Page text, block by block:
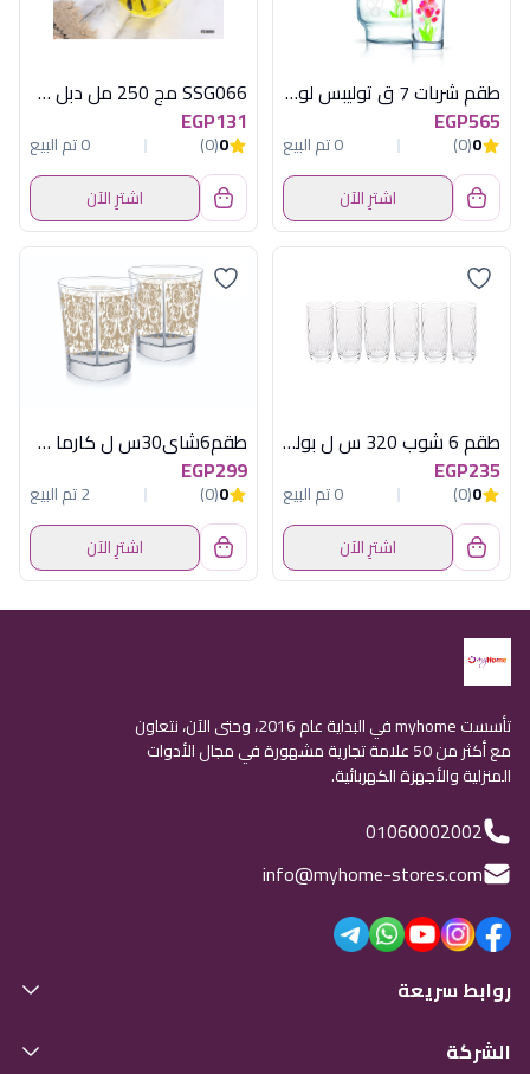
طقم شربات 7 ق توليبس لومينارك
EGP565
0
(0)
0 تم البيع
اشترِ الآن
SSG066 مج 250 مل دبل جلاس اكسفورد
EGP131
0
(0)
0 تم البيع
اشترِ الآن
طقم 6 شوب 320 س ل بوليرو مضلع
EGP235
0
(0)
0 تم البيع
اشترِ الآن
طقم6شاى30س ل كارما دلتا لومينارك اماراتى
EGP299
0
(0)
2 تم البيع
اشترِ الآن
تأسست myhome في البداية عام 2016، وحتى الآن، نتعاون
مع أكثر من 50 علامة تجارية مشهورة في مجال الأدوات
المنزلية والأجهزة الكهربائية.
01060002002
info@myhome-stores.com
روابط سريعة
الشركة